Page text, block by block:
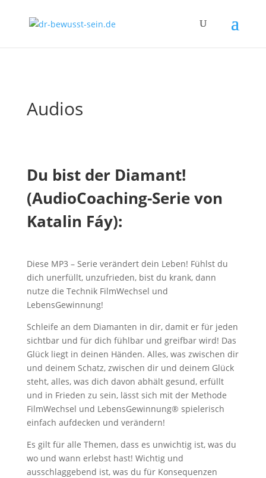
Audios
Du bist der Diamant!
(AudioCoaching-Serie von
Katalin Fáy):
Diese MP3 – Serie verändert dein Leben! Fühlst du
dich unerfüllt, unzufrieden, bist du krank, dann
nutze die Technik FilmWechsel und
LebensGewinnung!
Schleife an dem Diamanten in dir, damit er für jeden
sichtbar und für dich fühlbar und greifbar wird! Das
Glück liegt in deinen Händen. Alles, was zwischen dir
und deinem Schatz, zwischen dir und deinem Glück
steht, alles, was dich davon abhält gesund, erfüllt
und in Frieden zu sein, lässt sich mit der Methode
FilmWechsel und LebensGewinnung® spielerisch
einfach aufdecken und verändern!
Es gilt für alle Themen, dass es unwichtig ist, was du
wo und wann erlebst hast! Wichtig und
ausschlaggebend ist, was du für Konsequenzen